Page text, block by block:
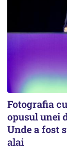
Fotografia
opusul unei
Unde a fost
alai